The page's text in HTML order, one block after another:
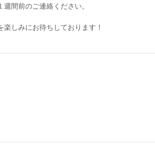
間前のご連絡ください。
しみにお待ちしております！